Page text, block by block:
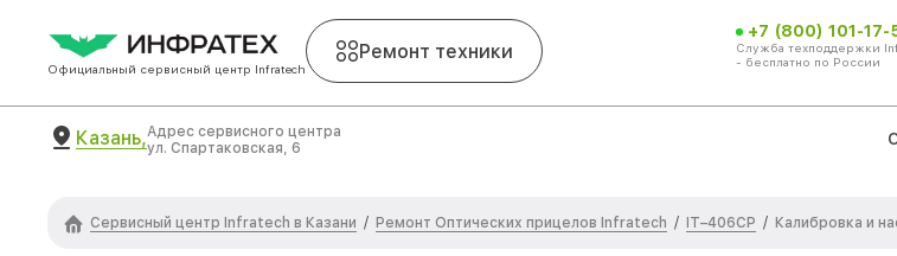
Официальный сервисный центр Infratech
Ремонт техники
+7 (800) 101-17-
Служба техподдержки
- бесплатно по России
Казань,Адрес сервисного центра
ул. Спартаковская, 6
Сервисный центр Infratech в Казани / Ремонт Оптических прицелов Infratech / IT–406СP / Калибровка и